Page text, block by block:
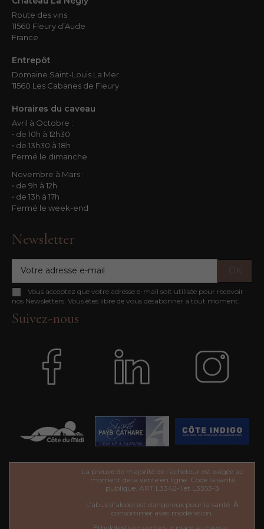
Route des vins
11560 Fleury d’Aude
France
Entrepôt
Domaine Saint-Louis La Mer
11560 Les Cabanes de Fleury
Horaires du caveau
Avril à Octobre :
• de 10h à 12h30
• de 13h30 à 18h
Fermé le dimanche
Novembre à Mars :
• de 9h à 12h
• de 13h à 17h
Fermé le week-end
Newsletter
Vous acceptez que votre adresse e-mail soit utilisée pour recevoir
nos Newsletters. Vous êtes libre de vous désabonner à tout moment.
Suivez-nous
La preuve de majorité de l’acheteur est exigée au
moment de la vente en ligne. Code la santé
publique. ART.L3342-1 et L3353-3
L’abus d’alcool est dangereux pour la santé. À
consommer avec modération.